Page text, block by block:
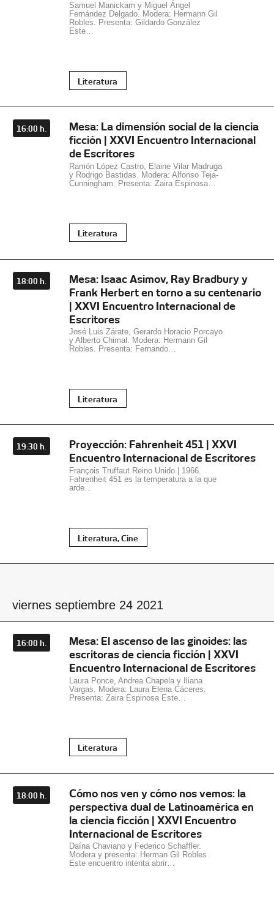
Samuel Manickam y Miguel Ángel
Fernández Delgado. Modera: Hermann Gil
Robles. Presenta: Gildardo González
Este…
Literatura
16:00 h.
Mesa: La dimensión social de la ciencia
ficción | XXVI Encuentro Internacional
de Escritores
Ramón López Castro, Elaine Vilar Madruga
y Rodrigo Bastidas. Modera: Alfonso Teja-
Cunningham. Presenta: Zaira Espinosa…
Literatura
18:00 h.
Mesa: Isaac Asimov, Ray Bradbury y
Frank Herbert en torno a su centenario
| XXVI Encuentro Internacional de
Escritores
José Luis Zárate, Gerardo Horacio Porcayo
y Alberto Chimal. Modera: Hermann Gil
Robles. Presenta: Fernando…
Literatura
19:30 h.
Proyección: Fahrenheit 451 | XXVI
Encuentro Internacional de Escritores
François Truffaut Reino Unido | 1966.
Fahrenheit 451 es la temperatura a la que
arde…
Literatura, Cine
viernes septiembre 24 2021
16:00 h.
Mesa: El ascenso de las ginoides: las
escritoras de ciencia ficción | XXVI
Encuentro Internacional de Escritores
Laura Ponce, Andrea Chapela y Iliana
Vargas. Modera: Laura Elena Cáceres.
Presenta: Zaira Espinosa Este…
Literatura
18:00 h.
Cómo nos ven y cómo nos vemos: la
perspectiva dual de Latinoamérica en
la ciencia ficción | XXVI Encuentro
Internacional de Escritores
Daína Chaviano y Federico Schaffler.
Modera y presenta: Herman Gil Robles
Este encuentro intenta abrir…